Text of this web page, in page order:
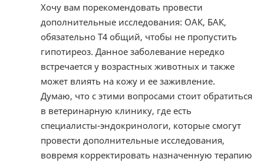
Хочу вам порекомендовать провести
дополнительные исследования: ОАК, БАК,
обязательно Т4 общий, чтобы не пропустить
гипотиреоз. Данное заболевание нередко
встречается у возрастных животных и также
может влиять на кожу и ее заживление.
Думаю, что с этими вопросами стоит обратиться
в ветеринарную клинику, где есть
специалисты-эндокринологи, которые смогут
провести дополнительные исследования,
вовремя корректировать назначенную терапию